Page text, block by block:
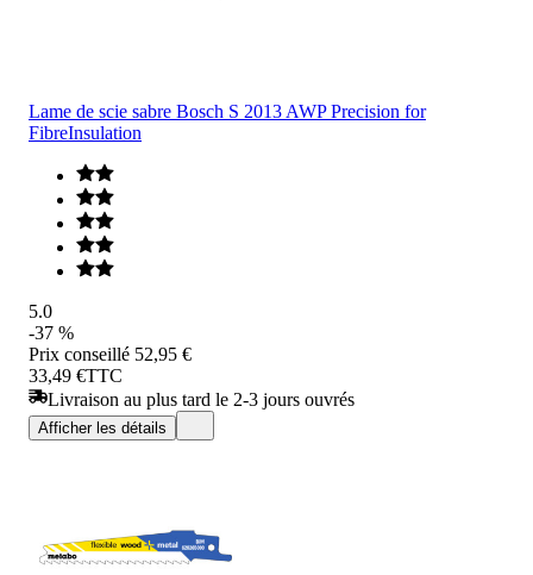
Lame de scie sabre Bosch S 2013 AWP Precision for
FibreInsulation
5.0
-37 %
Prix conseillé 52,95 €
33,49 €TTC
Livraison au plus tard le 2-3 jours ouvrés
Afficher les détails